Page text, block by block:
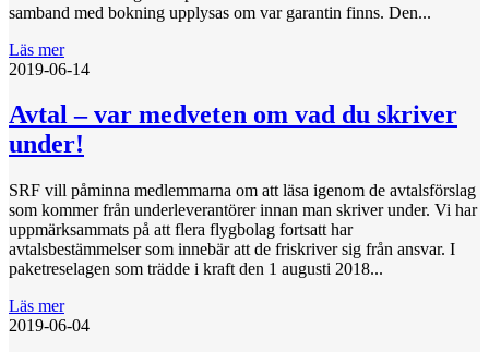
samband med bokning upplysas om var garantin finns. Den...
Läs mer
2019-06-14
Avtal – var medveten om vad du skriver
under!
SRF vill påminna medlemmarna om att läsa igenom de avtalsförslag
som kommer från underleverantörer innan man skriver under. Vi har
uppmärksammats på att flera flygbolag fortsatt har
avtalsbestämmelser som innebär att de friskriver sig från ansvar. I
paketreselagen som trädde i kraft den 1 augusti 2018...
Läs mer
2019-06-04